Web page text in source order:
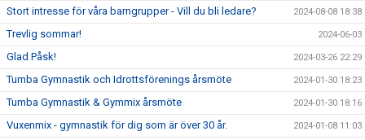
Stort intresse för våra barngrupper - Vill du bli ledare? 2024-08-08 18:38
Trevlig sommar! 2024-06-03
Glad Påsk! 2024-03-26 22:29
Tumba Gymnastik och Idrottsförenings årsmöte 2024-01-30 18:23
Tumba Gymnastik & Gymmix årsmöte 2024-01-30 18:16
Vuxenmix - gymnastik för dig som är över 30 år. 2024-01-08 11:03